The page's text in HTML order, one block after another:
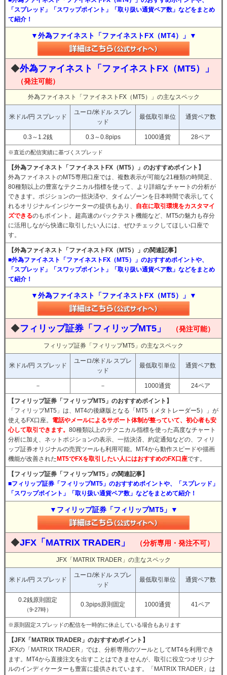
「スプレッド」「スワップポイント」「取り扱い通貨ペア数」などをまとめ
て紹介！
▼外為ファイネスト「ファイネストFX（MT4）」▼
◆外為ファイネスト「ファイネストFX（MT5）」
（発注可能）
外為ファイネスト「ファイネストFX（MT5）」の主なスペック
米ドル/円 スプレッド
ユーロ/米ドル スプレ
ッド
最低取引単位 通貨ペア数
0.3～1.2銭 0.3～0.8pips 1000通貨 28ペア
※直近の配信実績に基づくスプレッド
【外為ファイネスト「ファイネストFX（MT5）」のおすすめポイント】
外為ファイネストのMT5専用口座では、複数表示が可能な21種類の時間足、
80種類以上の豊富なテクニカル指標を使って、より詳細なチャートの分析が
できます。ポジションの一括決済や、タイムゾーンを日本時間で表示してく
れるオリジナルインジケーターの提供もあり、 自在に取引環境をカスタマイ
ズできるのもポイント。超高速のバックテスト機能など、MT5の魅力も存分
に活用しながら快適に取引したい人には、ぜひチェックしてほしい口座で
す。
【外為ファイネスト「ファイネストFX（MT5）」の関連記事】
■外為ファイネスト「ファイネストFX（MT5）」のおすすめポイントや、
「スプレッド」「スワップポイント」「取り扱い通貨ペア数」などをまとめ
て紹介！
▼外為ファイネスト「ファイネストFX（MT5）」▼
◆フィリップ証券「フィリップMT5」 （発注可能）
フィリップ証券「フィリップMT5」の主なスペック
米ドル/円 スプレッド
ユーロ/米ドル スプレ
ッド
最低取引単位 通貨ペア数
－ － 1000通貨 24ペア
【フィリップ証券「フィリップMT5」のおすすめポイント】
「フィリップMT5」は、MT4の後継版となる「MT5（メタトレーダー5）」が
使えるFX口座。 電話やメールによるサポート体制が整っていて、初心者も安
心して取引できます。 80種類以上のテクニカル指標を使った高度なチャート
分析に加え、ネットポジションの表示、一括決済、約定通知などの、フィリ
ップ証券オリジナルの売買ツールも利用可能。MT4から動作スピードや描画
機能が改善された MT5でFXを取引したい人にはおすすめのFX口座です。
【フィリップ証券「フィリップMT5」の関連記事】
■フィリップ証券「フィリップMT5」のおすすめポイントや、「スプレッド」
「スワップポイント」「取り扱い通貨ペア数」などをまとめて紹介！
▼フィリップ証券「フィリップMT5」▼
◆JFX「MATRIX TRADER」 （分析専用・発注不可）
JFX「MATRIX TRADER」の主なスペック
米ドル/円 スプレッド
ユーロ/米ドル スプレ
ッド
最低取引単位 通貨ペア数
0.2銭原則固定
（9-27時）
0.3pips原則固定 1000通貨 41ペア
※原則固定スプレッドの配信を一時的に休止している場合もあります
【JFX「MATRIX TRADER」のおすすめポイント】
JFXの「MATRIX TRADER」では、分析専用のツールとしてMT4を利用でき
ます。MT4から直接注文を出すことはできませんが、取引に役立つオリジナ
ルのインディケーターも豊富に提供されています。「MATRIX TRADER」は